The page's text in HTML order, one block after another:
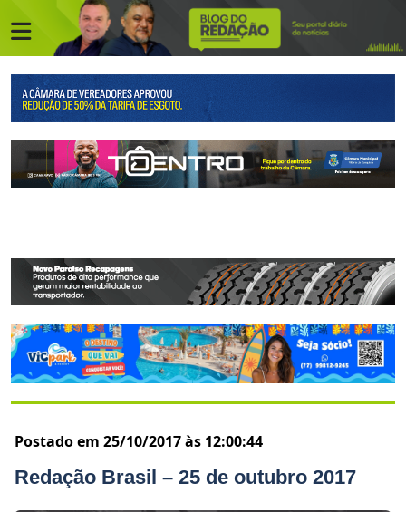
Postado em 25/10/2017 às 12:00:44
Redação Brasil – 25 de outubro 2017